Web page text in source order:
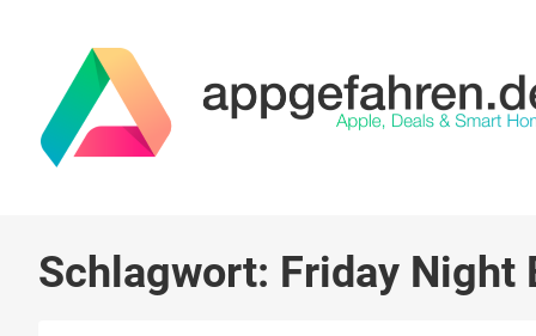
Schlagwort: Friday Night